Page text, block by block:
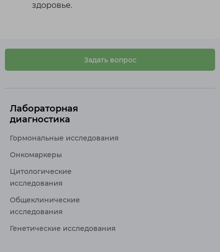
здоровье.
Задать вопрос
Лабораторная
диагностика
Гормональные исследования
Онкомаркеры
Цитологические
исследования
Общеклинические
исследования
Генетические исследования